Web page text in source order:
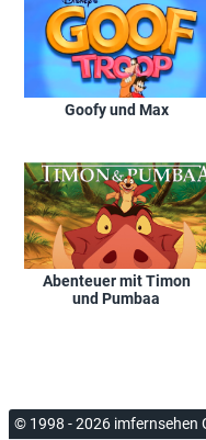
Goofy und Max
Abenteuer mit Timon
und Pumbaa
© 1998 - 2026 imfernsehen